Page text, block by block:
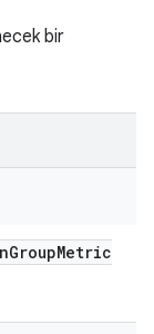
bir
GroupMetric